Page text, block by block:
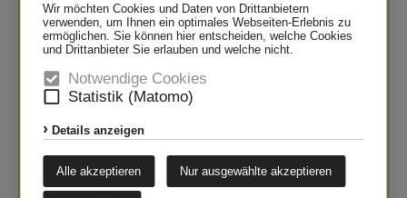
Wir möchten Cookies und Daten von Drittanbietern
verwenden, um Ihnen ein optimales Webseiten-Erlebnis zu
ermöglichen. Sie können hier entscheiden, welche Cookies
und Drittanbieter Sie erlauben und welche nicht.
Notwendige Cookies
Statistik (Matomo)
Details anzeigen
Alle akzeptieren Nur ausgewählte akzeptieren
zum PDF zum PDF